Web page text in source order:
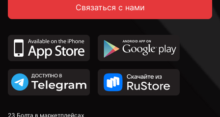
Связаться с нами
23 Болта в маркетплейсах